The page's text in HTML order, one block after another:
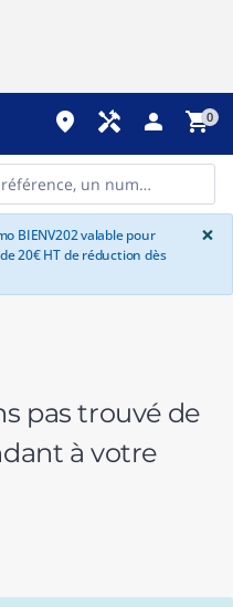
place handyman person shopping_cart0
BIENV202 valable pour
20€ HT de réduction dès
×
pas trouvé de
à votre